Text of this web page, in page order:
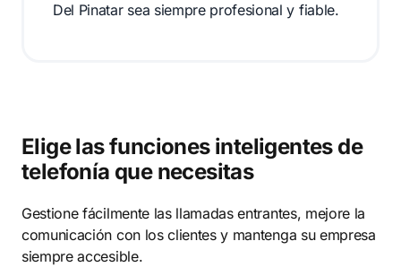
Del Pinatar sea siempre profesional y fiable.
Elige las funciones inteligentes de
telefonía que necesitas
Gestione fácilmente las llamadas entrantes, mejore la
comunicación con los clientes y mantenga su empresa
siempre accesible.